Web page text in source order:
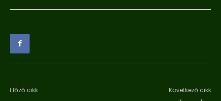
Előző cikk Következő cikk